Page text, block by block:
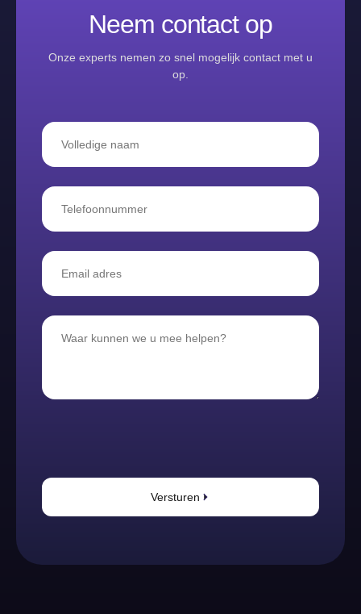
Neem contact op
Onze experts nemen zo snel mogelijk contact met u
op.
Versturen